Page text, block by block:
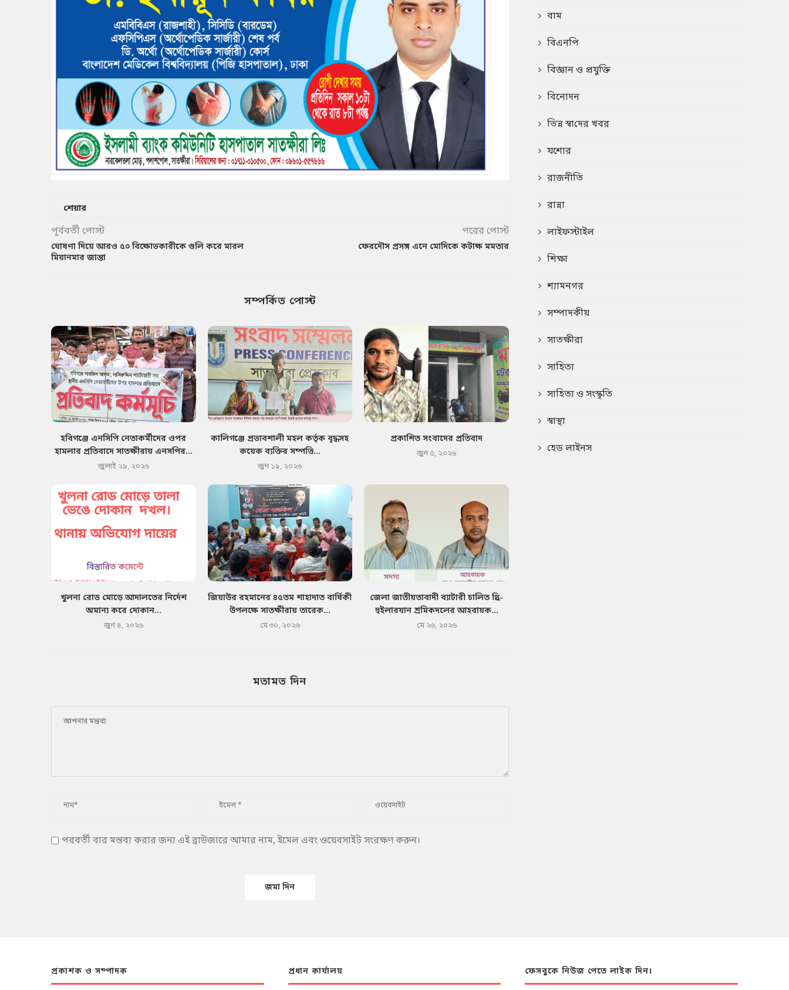
শেয়ার
পূর্ববর্তী পোস্ট
ঘোষণা দিয়ে আরও ৫০ বিক্ষোভকারীকে গুলি করে মারল
মিয়ানমার জান্তা
পরের পোস্ট
ফেরদৌস প্রসঙ্গ এনে মোদিকে কটাক্ষ মমতার
সম্পর্কিত পোস্ট
হবিগঞ্জে এনসিপি নেতাকর্মীদের ওপর
হামলার প্রতিবাদে সাতক্ষীরায় এনসপির...
জুলাই ২৯, ২০২৬
কালিগঞ্জে প্রভাবশালী মহল কর্তৃক বৃদ্ধসহ
কয়েক ব্যক্তির সম্পত্তি...
জুন ১৯, ২০২৬
প্রকাশিত সংবাদের প্রতিবাদ
জুন ৫, ২০২৬
খুলনা রোড মোড়ে আদালতের নির্দেশ
অমান্য করে দোকান...
জুন ৪, ২০২৬
জিয়াউর রহমানের ৪৫তম শাহাদাত বার্ষিকী
উপলক্ষে সাতক্ষীরায় তারেক...
মে ৩০, ২০২৬
জেলা জাতীয়তাবাদী ব্যাটারী চালিত থ্রি-
হুইলারযান শ্রমিকদলের আহবায়ক...
মে ২৬, ২০২৬
মতামত দিন
পরবর্তী বার মন্তব্য করার জন্য এই ব্রাউজারে আমার নাম, ইমেল এবং ওয়েবসাইট সংরক্ষণ করুন।
বাম
বিএনপি
বিজ্ঞান ও প্রযুক্তি
বিনোদন
ভিন্ন স্বা‌দের খবর
যশোর
রাজনীতি
রান্না
লাইফস্টাইল
শিক্ষা
শ্যামনগর
সম্পাদকীয়
সাতক্ষীরা
সাহিত্য
সাহিত্য ও সংস্কৃতি
স্বাস্থ্য
হেড লাইনস
প্রকাশক ও সম্পাদক প্রধান কার্যালয় ফেসবুকে নিউজ পেতে লাইক দিন।